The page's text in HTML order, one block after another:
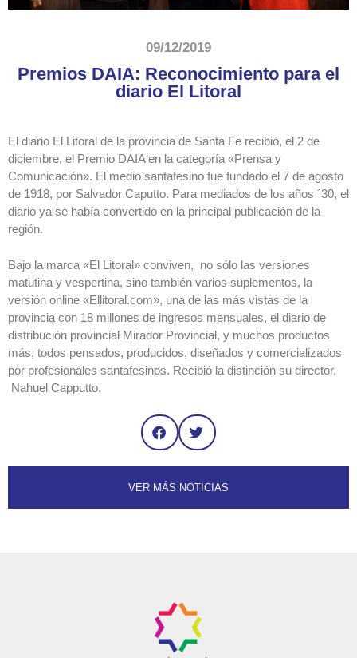
09/12/2019
Premios DAIA: Reconocimiento para el
diario El Litoral
El diario El Litoral de la provincia de Santa Fe recibió, el 2 de
diciembre, el Premio DAIA en la categoría «Prensa y
Comunicación». El medio santafesino fue fundado el 7 de agosto
de 1918, por Salvador Caputto. Para mediados de los años ´30, el
diario ya se había convertido en la principal publicación de la
región.
Bajo la marca «El Litoral» conviven, no sólo las versiones
matutina y vespertina, sino también varios suplementos, la
versión online «Ellitoral.com», una de las más vistas de la
provincia con 18 millones de ingresos mensuales, el diario de
distribución provincial Mirador Provincial, y muchos productos
más, todos pensados, producidos, diseñados y comercializados
por profesionales santafesinos. Recibió la distinción su director,
Nahuel Capputto.
VER MÁS NOTICIAS